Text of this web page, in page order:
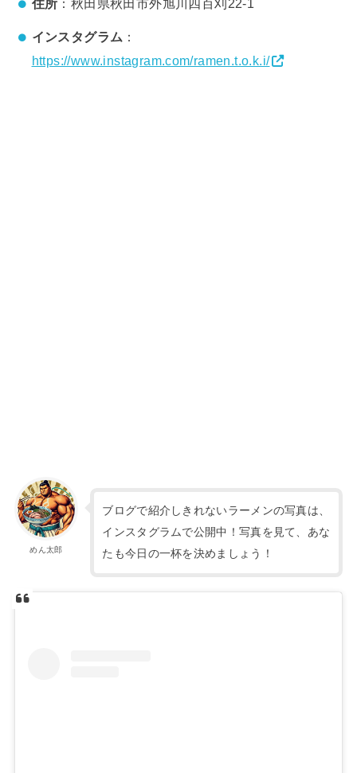
住所 ：秋田県秋田市外旭川四百刈22-1
インスタグラム ：
https://www.instagram.com/ramen.t.o.k.i/
めん太郎
ブログで紹介しきれないラーメンの写真は、
インスタグラムで公開中！写真を見て、あな
たも今日の一杯を決めましょう！